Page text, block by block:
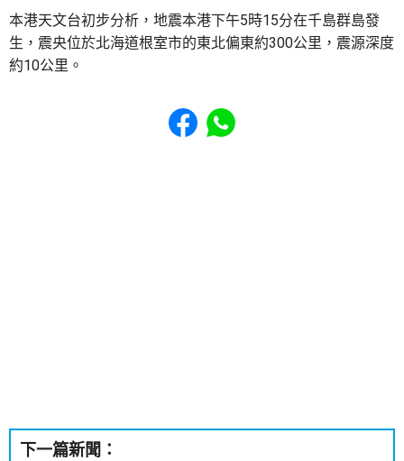
本港天文台初步分析，地震本港下午5時15分在千島群島發
生，震央位於北海道根室市的東北偏東約300公里，震源深度
約10公里。
Share to Facebook
Share to WhatsApp
下一篇新聞：